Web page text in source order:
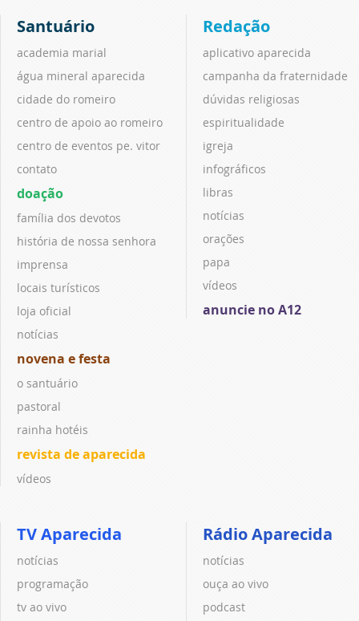
Santuário
academia marial
água mineral aparecida
cidade do romeiro
centro de apoio ao romeiro
centro de eventos pe. vitor
contato
doação
família dos devotos
história de nossa senhora
imprensa
locais turísticos
loja oficial
notícias
novena e festa
o santuário
pastoral
rainha hotéis
revista de aparecida
vídeos
Redação
aplicativo aparecida
campanha da fraternidade
dúvidas religiosas
espiritualidade
igreja
infográficos
libras
notícias
orações
papa
vídeos
anuncie no A12
TV Aparecida
notícias
programação
tv ao vivo
Rádio Aparecida
notícias
ouça ao vivo
podcast